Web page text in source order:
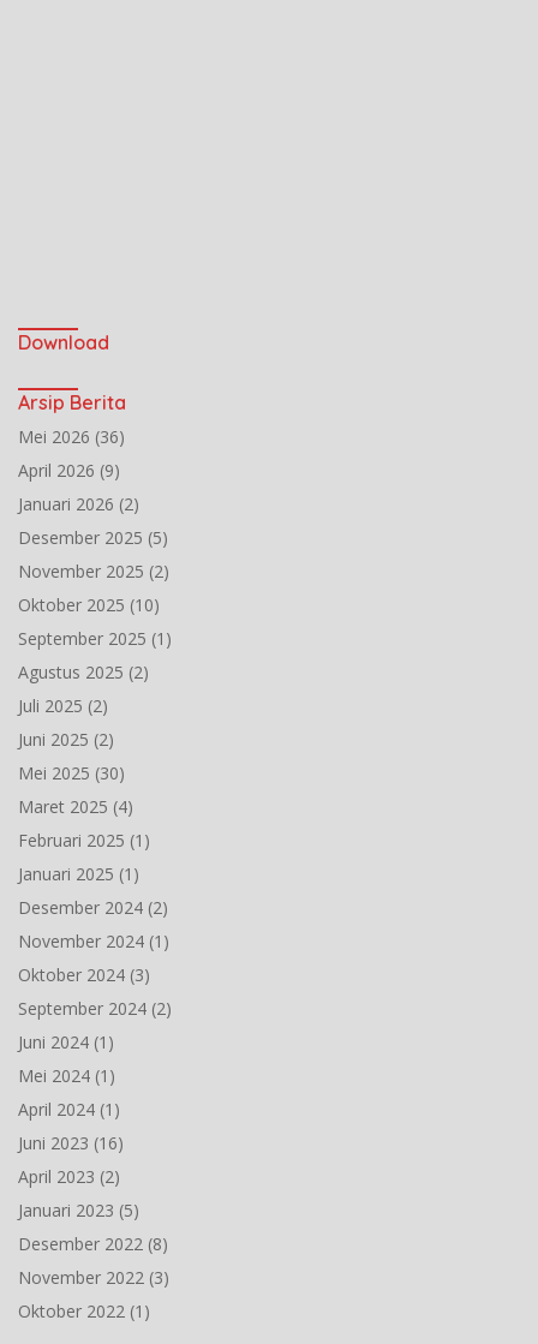
Download
Arsip Berita
Mei 2026 (36)
April 2026 (9)
Januari 2026 (2)
Desember 2025 (5)
November 2025 (2)
Oktober 2025 (10)
September 2025 (1)
Agustus 2025 (2)
Juli 2025 (2)
Juni 2025 (2)
Mei 2025 (30)
Maret 2025 (4)
Februari 2025 (1)
Januari 2025 (1)
Desember 2024 (2)
November 2024 (1)
Oktober 2024 (3)
September 2024 (2)
Juni 2024 (1)
Mei 2024 (1)
April 2024 (1)
Juni 2023 (16)
April 2023 (2)
Januari 2023 (5)
Desember 2022 (8)
November 2022 (3)
Oktober 2022 (1)